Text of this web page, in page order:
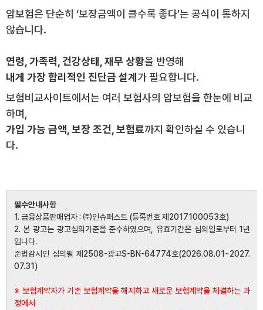
암보험은 단순히 ‘보장금액이 클수록 좋다’는 공식이 통하지
않습니다.
연령, 가족력, 건강상태, 재무 상황을 반영해
내게 가장 합리적인 진단금 설계 가 필요합니다.
보험비교사이트에서는 여러 보험사의 암보험을 한눈에 비교
하며,
가입 가능 금액, 보장 조건, 보험료까지 확인하실 수 있습니
다.
필수안내사항
1. 금융상품판매업자 : ㈜인슈퍼스트 (등록번호 제2017100053호)
2. 본 광고는 광고심의기준을 준수하였으며, 유효기간은 심의일로부터 1년
입니다.
준법감시인 심의필 제2508-광고S-BN-64774호(2026.08.01~2027.
07.31)
※ 보험계약자가 기존 보험계약을 해지하고 새로운 보험계약을 체결하는 과
정에서